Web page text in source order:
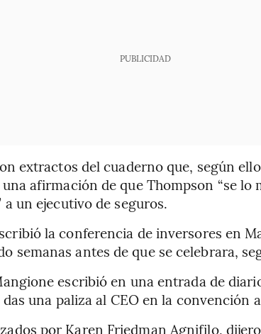
PUBLICIDAD
extractos del cuaderno que, según
afirmación de que Thompson “se lo
un ejecutivo de seguros.
la conferencia de inversores en
semanas antes de que se celebrara,
escribió en una entrada de
una paliza al CEO en la convención
por Karen Friedman Agnifilo,